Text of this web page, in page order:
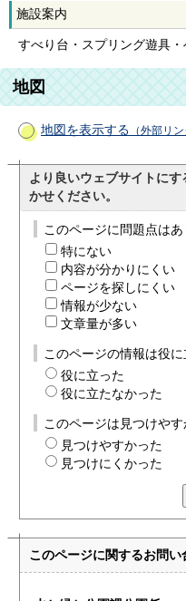
施設案内
すべり台・スプリング遊具・
地図
地図を表示する （外部リン
より良いウェブサイトに
かせください。
このページに問題点は
特にない
内容が分かりにくい
ページを探しにくい
情報が少ない
文章量が多い
このページの情報は役に
役に立った
役に立たなかった
このページは見つけやす
見つけやすかった
見つけにくかった
このページに関するお問い